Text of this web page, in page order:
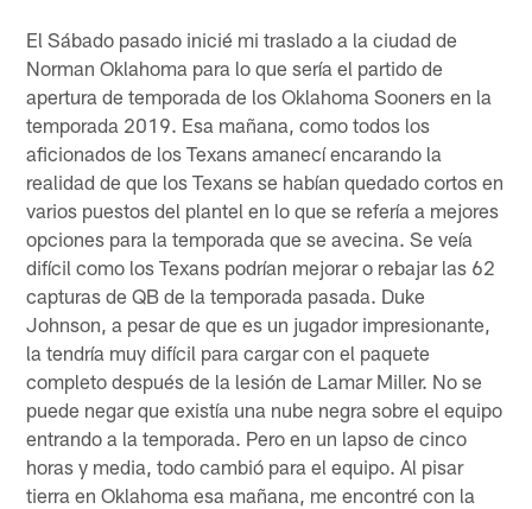
El Sábado pasado inicié mi traslado a la ciudad de
Norman Oklahoma para lo que sería el partido de
apertura de temporada de los Oklahoma Sooners en la
temporada 2019. Esa mañana, como todos los
aficionados de los Texans amanecí encarando la
realidad de que los Texans se habían quedado cortos en
varios puestos del plantel en lo que se refería a mejores
opciones para la temporada que se avecina. Se veía
difícil como los Texans podrían mejorar o rebajar las 62
capturas de QB de la temporada pasada. Duke
Johnson, a pesar de que es un jugador impresionante,
la tendría muy difícil para cargar con el paquete
completo después de la lesión de Lamar Miller. No se
puede negar que existía una nube negra sobre el equipo
entrando a la temporada. Pero en un lapso de cinco
horas y media, todo cambió para el equipo. Al pisar
tierra en Oklahoma esa mañana, me encontré con la